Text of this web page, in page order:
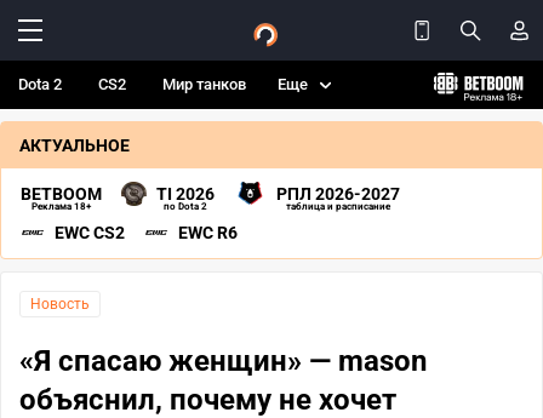
Dota 2 CS2 Мир танков Еще
АКТУАЛЬНОЕ
BETBOOM
Реклама 18+
TI 2026
по Dota 2
РПЛ 2026-2027
таблица и расписание
EWC CS2 EWC R6
Новость
«Я спасаю женщин» — mason
объяснил, почему не хочет